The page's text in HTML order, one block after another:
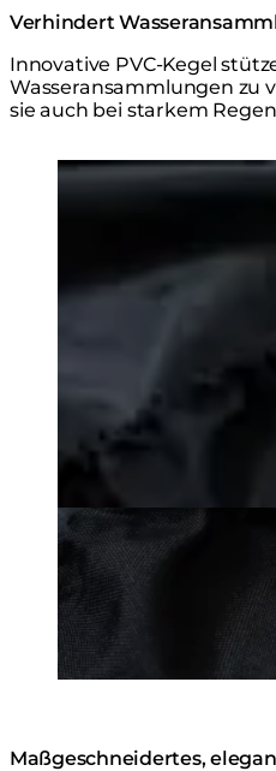
Verhindert
Innovative PVC-Kegel
Wasseransammlungen zu
sie auch bei starkem
Loading image...
Maßgeschneidertes,